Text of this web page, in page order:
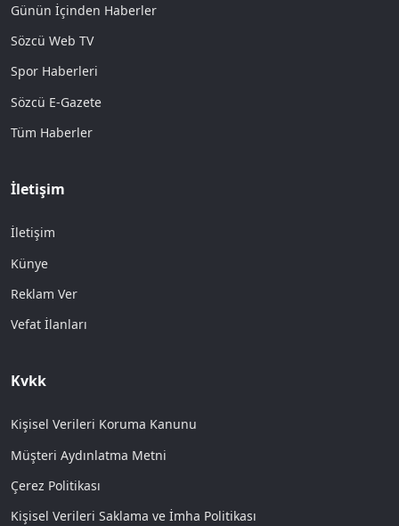
Günün İçinden Haberler
Sözcü Web TV
Spor Haberleri
Sözcü E-Gazete
Tüm Haberler
İletişim
İletişim
Künye
Reklam Ver
Vefat İlanları
Kvkk
Kişisel Verileri Koruma Kanunu
Müşteri Aydınlatma Metni
Çerez Politikası
Kişisel Verileri Saklama ve İmha Politikası